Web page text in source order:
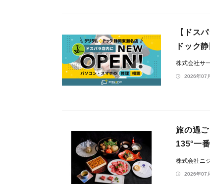
【ドス
ドック
株式会社サ
2026年07
旅の過
135°一
株式会社ニ
2026年07